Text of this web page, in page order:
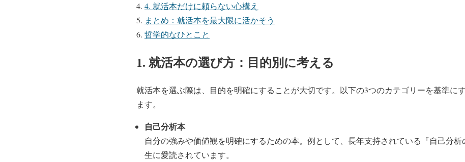
4. 就活本だけに頼らない心構え
まとめ：就活本を最大限に活かそう
哲学的なひとこと
1. 就活本の選び方：目的別に考える
就活本を選ぶ際は、目的を明確にすることが大切です。以下の3つのカテゴリーを基準に
ます。
自己分析本
自分の強みや価値観を明確にするための本。例として、長年支持されている『自己分
生に愛読されています。